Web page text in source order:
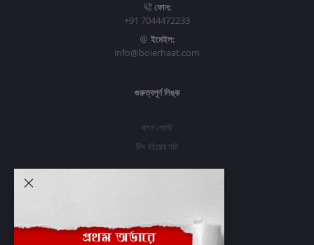
ফোন:
+91 7044472233
ইমেইল:
info@boierhaat.com
গুরুত্বপূর্ণ লিঙ্ক
ব্লগ পোস্ট
টিম বইয়ের হাট
প্রবেশ করুন
অর্ডার ইতিহাস